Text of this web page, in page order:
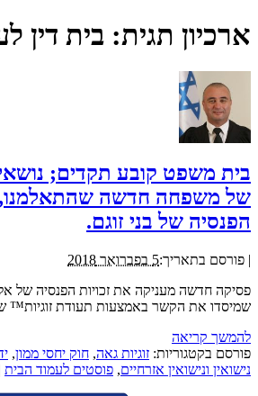
ארכיון תגית: בית דין
בית משפט קובע תקדים;
של משפחה חדשה שהתאלמנו,
הפנסיה של בני זוגם.
| פורסם בתאריך:5 בפברואר 2018
פסיקה חדשה מעניקה את זכויות הפנסיה של
שמיסדו את הקשר באמצעות תעודת
להמשך קריאה
פורסם בקטגוריות: זוגיות גאה, חוק יחסי ממון,
נישואין ונישואין אזרחיים, פוסטים לעמוד הבית